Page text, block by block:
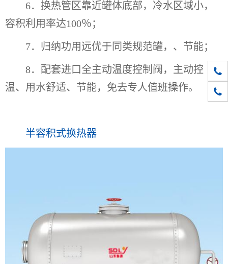
6．换热管区靠近罐体底部，冷水区域小，
容积利用率达100％；
7．归纳功用远优于同类规范罐，、节能；
8．配套进口全主动温度控制阀，主动控
温、用水舒适、节能，免去专人值班操作。
半容积式换热器